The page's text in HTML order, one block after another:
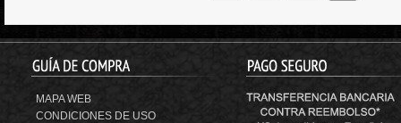
MAPA WEB
CONDICIONES DE USO